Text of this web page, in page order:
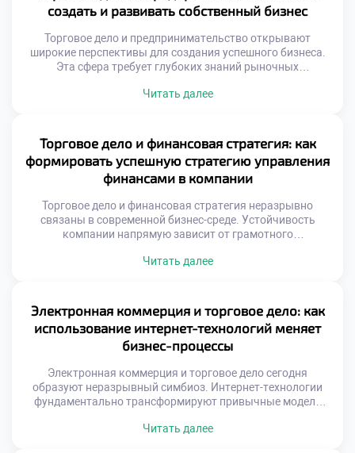
создать и развивать собственный бизнес
Торговое дело и предпринимательство открывают
широкие перспективы для создания успешного бизнеса.
Эта сфера требует глубоких знаний рыночных
коммерсанты изучают основы экономики и правового
конкуренции. Понимание сути торговых процессов
является фундаментом любого коммерческого
начинания. Современная торговля трансформируется под
влиянием цифровых технологий […]
Читать далее
Торговое дело и финансовая стратегия: как
формировать успешную стратегию управления
финансами в компании
Торговое дело и финансовая стратегия неразрывно
связаны в современной бизнес-среде. Устойчивость
компании напрямую зависит от грамотного
кровеносной системой любого торгового предприятия.
системного подхода и глубоких знаний. Именно эти
компетенции формирует специальность «Торговое дело»
сегодня. Эффективная стратегия начинается с понимания
[…]
Читать далее
Электронная коммерция и торговое дело: как
использование интернет-технологий меняет
бизнес-процессы
Электронная коммерция и торговое дело сегодня
образуют неразрывный симбиоз. Интернет-технологии
фундаментально трансформируют привычные модели
и временные границы рынка. Бизнес-процессы
Читать далее